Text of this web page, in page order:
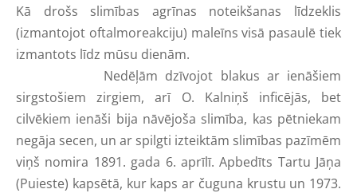
Kā drošs slimības agrīnas noteikšanas līdzeklis
(izmantojot oftalmoreakciju) maleīns visā pasaulē tiek
izmantots līdz mūsu dienām.
Nedēļām dzīvojot blakus ar ienāšiem
sirgstošiem zirgiem, arī O. Kalniņš inficējās, bet
cilvēkiem ienāši bija nāvējoša slimība, kas pētniekam
negāja secen, un ar spilgti izteiktām slimības pazīmēm
viņš nomira 1891. gada 6. aprīlī. Apbedīts Tartu Jāņa
(Puieste) kapsētā, kur kaps ar čuguna krustu un 1973.